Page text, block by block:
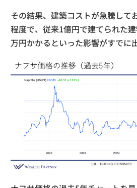
その結果、建築コストが急騰して
程度で、従来1億円で建てられた
万円かかるといった影響がすでに